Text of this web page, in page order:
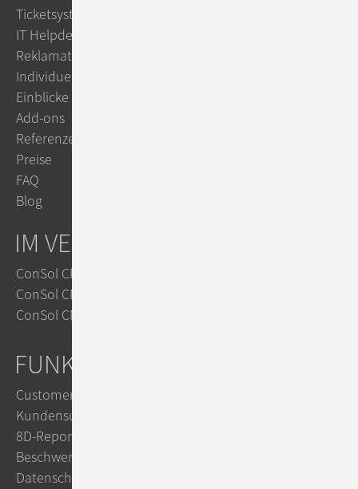
Ticketsystem
IT Helpdesk
Reklamationsmanagement
Individuelle Workflows
Einblicke
Add-ons
Referenzen
Preise
FAQ
Blog
IM VERGLEICH
ConSol CM vs. Zendesk
ConSol CM vs. Jira
ConSol CM vs. OTRS
FUNKTIONEN
Customer Service
Kundensupport mit KI
8D-Reports im Reklamationsmanagement
Beschwerdemanagement
Datenschutz mit ConSol CM